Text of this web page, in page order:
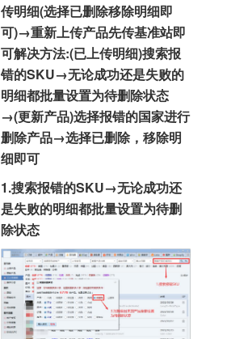
传明细(选择已删除移除明细即
可)→重新上传产品先传基准站即
可解决方法:(已上传明细)搜索报
错的SKU→无论成功还是失败的
明细都批量设置为待删除状态
→(更新产品)选择报错的国家进行
删除产品→选择已删除，移除明
细即可
1.搜索报错的SKU→无论成功还
是失败的明细都批量设置为待删
除状态